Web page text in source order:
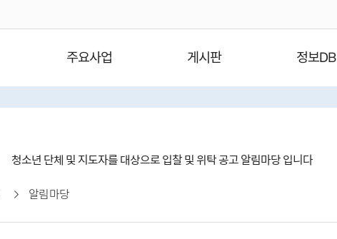
주요사업 게시판 정보DB
청소년 단체 및 지도자를 대상으로 입찰 및 위탁 공고 알림마당 입니다
알림마당